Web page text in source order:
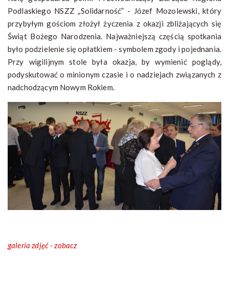
Podlaskiego NSZZ „Solidarność” - Józef Mozolewski, który
przybyłym gościom złożył życzenia z okazji zbliżających się
Świąt Bożego Narodzenia. Najważniejszą częścią spotkania
było podzielenie się opłatkiem - symbolem zgody i pojednania.
Przy wigilijnym stole była okazja, by wymienić poglądy,
podyskutować o minionym czasie i o nadziejach związanych z
nadchodzącym Nowym Rokiem.
galeria zdjęć - zobacz